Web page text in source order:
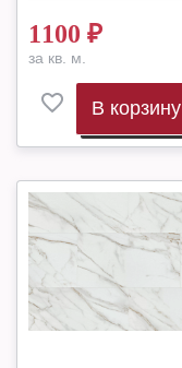
1100 ₽
за кв. м.
В корзину